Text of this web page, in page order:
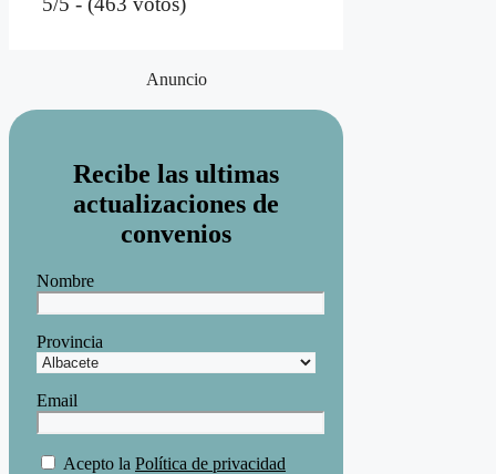
Anuncio
Recibe las ultimas
actualizaciones de
convenios
Nombre
Provincia
Email
Acepto la Política de privacidad